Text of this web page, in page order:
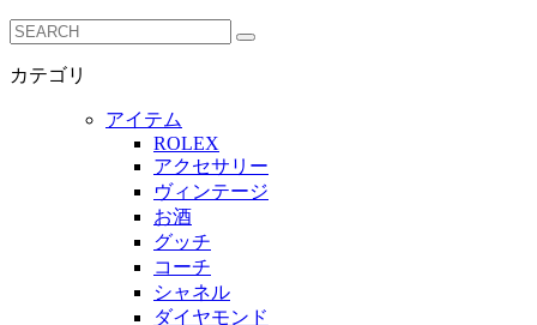
カテゴリ
アイテム
ROLEX
アクセサリー
ヴィンテージ
お酒
グッチ
コーチ
シャネル
ダイヤモンド